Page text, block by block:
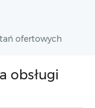
ofertowych
obsługi